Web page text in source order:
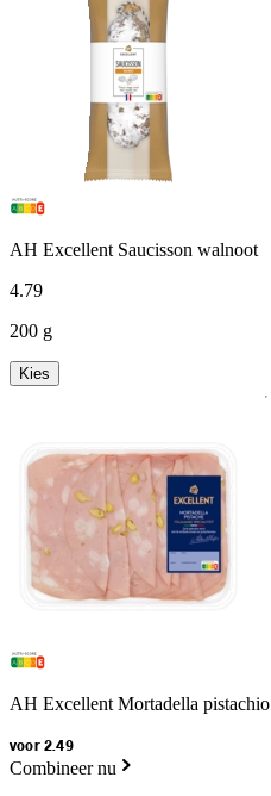
AH Excellent Saucisson walnoot
4.79
200 g
Kies
AH Excellent Mortadella pistachio
voor 2.49
Combineer nu